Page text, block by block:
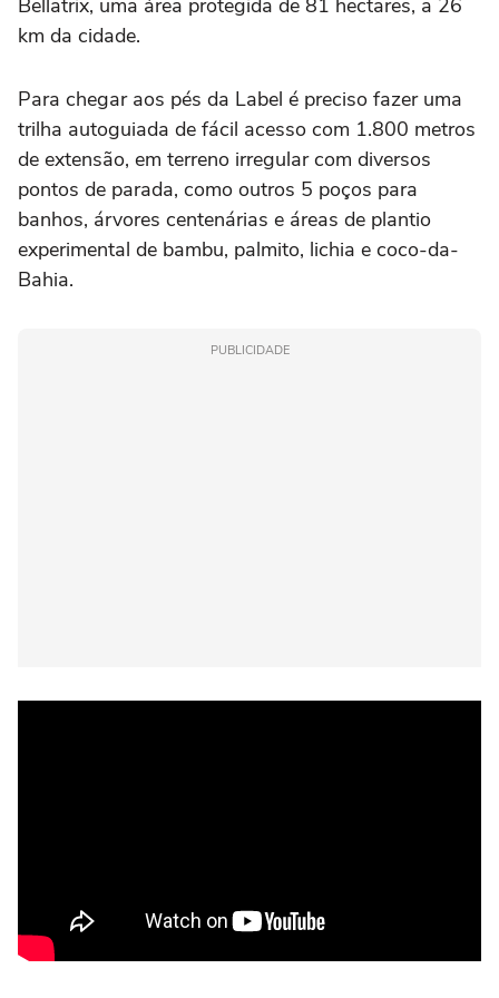
Bellatrix, uma área protegida de 81 hectares, a 26
km da cidade.
Para chegar aos pés da Label é preciso fazer uma
trilha autoguiada de fácil acesso com 1.800 metros
de extensão, em terreno irregular com diversos
pontos de parada, como outros 5 poços para
banhos, árvores centenárias e áreas de plantio
experimental de bambu, palmito, lichia e coco-da-
Bahia.
PUBLICIDADE